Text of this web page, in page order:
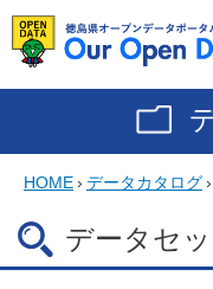
HOME› データカタログ›
データセ